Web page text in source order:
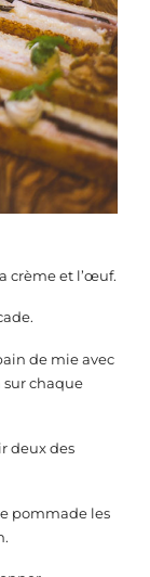
crème et l’œuf.
de mie avec
sur chaque
deux des
pommade les